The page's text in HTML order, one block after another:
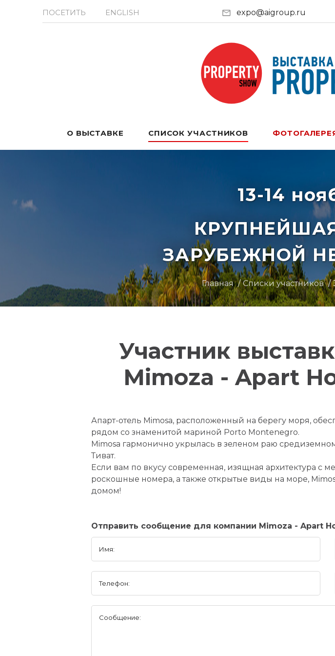
ПОСЕТИТЬ ENGLISH expo@aigroup.ru
О ВЫСТАВКЕ СПИСОК УЧАСТНИКОВ
13-14
ЗАРУБЕЖНОЙ
Главная Списки участников
Участник
Mimoza - Apart
Апарт-отель Mimosa, расположенный на берегу моря,
рядом со знаменитой мариной Porto Montenegro.
Mimosa гармонично укрылась в зеленом раю
Тиват.
Если вам по вкусу современная, изящная архитектура с
роскошные номера, а также открытые виды на море,
домом!
Отправить сообщение для компании Mimoza - Apart
Имя:
Телефон:
Сообщение: